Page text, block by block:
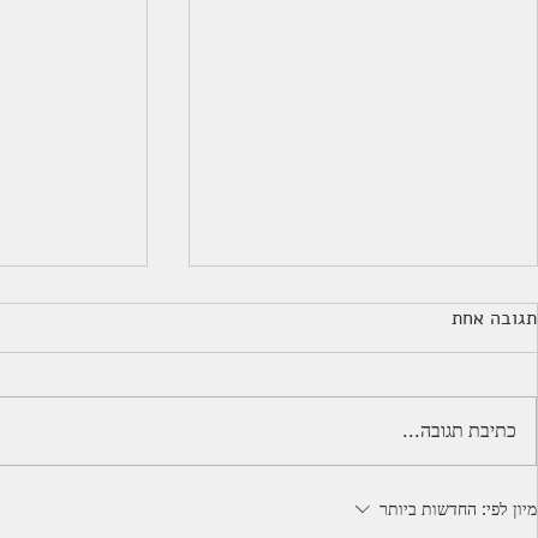
המועקה הזו
תגובה אחת
כתיבת תגובה...
מיון לפי: החדשות ביותר